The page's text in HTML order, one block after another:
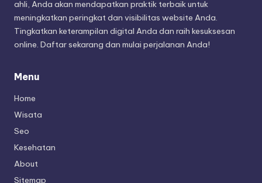
ahli, Anda akan mendapatkan praktik terbaik untuk
meningkatkan peringkat dan visibilitas website Anda.
Tingkatkan keterampilan digital Anda dan raih kesuksesan
online. Daftar sekarang dan mulai perjalanan Anda!
Menu
Home
Wisata
Seo
Kesehatan
About
Sitemap